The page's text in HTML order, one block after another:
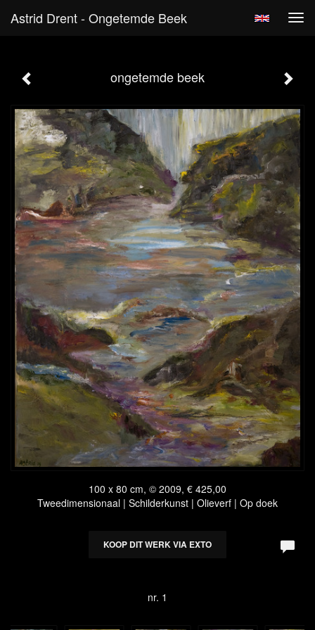
Astrid Drent - Ongetemde Beek
ongetemde beek
100 x 80 cm, © 2009, € 425,00
Tweedimensionaal | Schilderkunst | Olieverf | Op doek
KOOP DIT WERK VIA EXTO
nr. 1